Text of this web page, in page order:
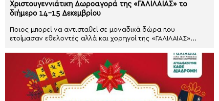
Χριστουγεννιάτικη Δωροαγορά της «ΓΑΛΙΛΑΙΑΣ» το
διήμερο 14-15 Δεκεμβρίου
Ποιος μπορεί να αντισταθεί σε μοναδικά δώρα που
ετοίμασαν εθελοντές αλλά και χορηγοί της «ΓΑΛΙΛΑΙΑΣ»...